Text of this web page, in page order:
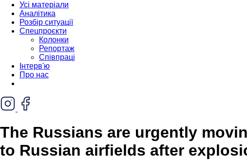
Усі матеріали
Аналітика
Розбір ситуації
Спецпроєкти
Колонки
Репортаж
Співпраці
Інтерв'ю
Про нас
The Russians are urgently
to Russian airfields after